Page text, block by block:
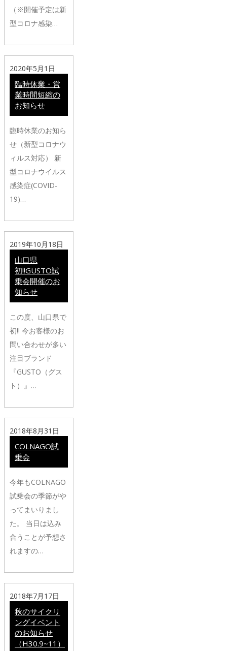
（※開催予定は新
型コロナ感染…
2020年5月1日
臨時休業・営
業時間短縮の
お知らせ
臨時休業のお知ら
せ（新型コロナウ
ィルス対応） 新
型コロナウイルス
感染症(COVID-
19)…
2019年10月18日
山口県
初!!GUSTO試
乗会開催のお
知らせ
この度、山口県で
初!! 今お客様のお
問い合わせが多い
注目ブランド
『GUSTO（グス
ト）』…
2018年8月31日
COLNAGO試
乗会
今年もCOLNAGO
試乗会の季節がや
ってまいりまし
た。 当日は込み
合うことが予想さ
れますの…
2018年7月17日
秋のサイクリ
ングイベント
のお知らせ
（H30.9~11）